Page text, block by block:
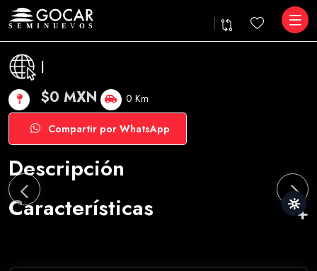
|
$0 MXN 0 Km
Compartir por WhatsApp
Descripción
Características